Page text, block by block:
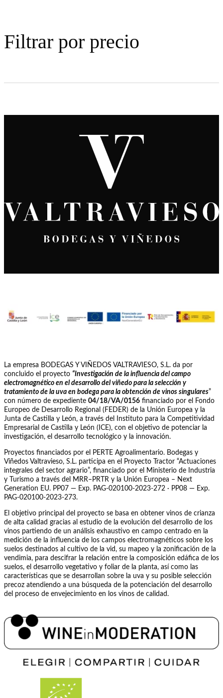
Filtrar por precio
La empresa BODEGAS Y VIÑEDOS VALTRAVIESO, S.L. da por
concluido el proyecto “Investigación de la influencia del campo
electromagnético en el desarrollo del viñedo para la selección y
tratamiento de la uva en bodega para la obtención de vinos singulares”
con número de expediente 04/18/VA/0156 financiado por el Fondo
Europeo de Desarrollo Regional (FEDER) de la Unión Europea y la
Junta de Castilla y León, a través del Instituto para la Competitividad
Empresarial de Castilla y León (ICE), con el objetivo de potenciar la
investigación, el desarrollo tecnológico y la innovación.
Proyectos financiados por el PERTE Agroalimentario. Bodegas y
Viñedos Valtravieso, S.L. participa en el Proyecto Tractor “Actuaciones
integrales del sector agrario”, financiado por el Ministerio de Industria
y Turismo a través del MRR–PRTR y la Unión Europea – Next
Generation EU. PP07 — Exp. PAG-020100-2023-272 · PP08 — Exp.
PAG-020100-2023-273.
El objetivo principal del proyecto se basa en obtener vinos de crianza
de alta calidad gracias al estudio de la evolución del desarrollo de los
vinos partiendo de un análisis exhaustivo en campo centrado en la
medición de la influencia de los campos electromagnéticos sobre los
suelos destinados al cultivo de la vid, su mapeo y la zonificación de la
vendimia, para descifrar la relación entre la composición edáfica de los
suelos, el desarrollo vegetativo y foliar de la planta, así como las
características que se desarrollan sobre la uva y su posible selección
precoz atendiendo a una búsqueda de la potenciación del desarrollo
del proceso de envejecimiento en los vinos de calidad.